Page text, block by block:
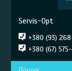
Servis-Opt
+380 (93)
+380 (67)